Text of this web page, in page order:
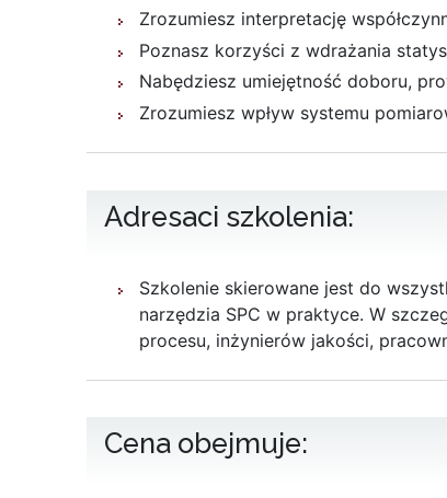
Zrozumiesz interpretację
Poznasz korzyści z wdrażania
Nabędziesz umiejętność doboru,
Zrozumiesz wpływ systemu
Adresaci szkolenia:
Szkolenie skierowane jest do
narzędzia SPC w praktyce. W
procesu, inżynierów jakości,
Cena obejmuje: